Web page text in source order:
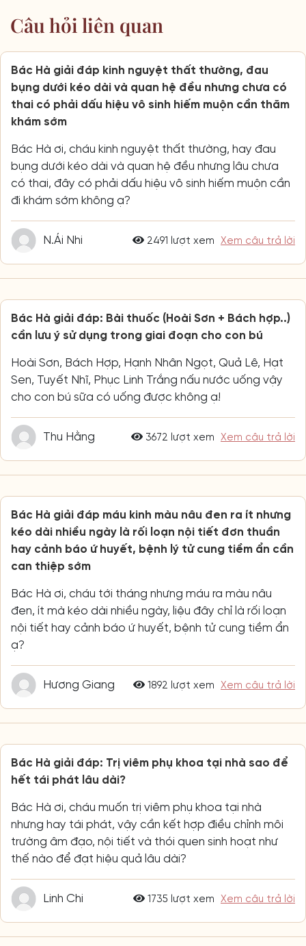
Câu hỏi liên quan
Bác Hà giải đáp kinh nguyệt thất thường, đau
bụng dưới kéo dài và quan hệ đều nhưng chưa có
thai có phải dấu hiệu vô sinh hiếm muộn cần thăm
khám sớm
Bác Hà ơi, cháu kinh nguyệt thất thường, hay đau
bụng dưới kéo dài và quan hệ đều nhưng lâu chưa
có thai, đây có phải dấu hiệu vô sinh hiếm muộn cần
đi khám sớm không ạ?
N.Ái Nhi 2491 lượt xem Xem câu trả lời
Bác Hà giải đáp: Bài thuốc (Hoài Sơn + Bách hợp..)
cần lưu ý sử dụng trong giai đoạn cho con bú
Hoài Sơn, Bách Hợp, Hạnh Nhân Ngọt, Quả Lê, Hạt
Sen, Tuyết Nhĩ, Phục Linh Trắng nấu nước uống vậy
cho con bú sữa có uống được không ạ!
Thu Hằng 3672 lượt xem Xem câu trả lời
Bác Hà giải đáp máu kinh màu nâu đen ra ít nhưng
kéo dài nhiều ngày là rối loạn nội tiết đơn thuần
hay cảnh báo ứ huyết, bệnh lý tử cung tiềm ẩn cần
can thiệp sớm
Bác Hà ơi, cháu tới tháng nhưng máu ra màu nâu
đen, ít mà kéo dài nhiều ngày, liệu đây chỉ là rối loạn
nội tiết hay cảnh báo ứ huyết, bệnh tử cung tiềm ẩn
ạ?
Hương Giang 1892 lượt xem Xem câu trả lời
Bác Hà giải đáp: Trị viêm phụ khoa tại nhà sao để
hết tái phát lâu dài?
Bác Hà ơi, cháu muốn trị viêm phụ khoa tại nhà
nhưng hay tái phát, vậy cần kết hợp điều chỉnh môi
trường âm đạo, nội tiết và thói quen sinh hoạt như
thế nào để đạt hiệu quả lâu dài?
Linh Chi 1735 lượt xem Xem câu trả lời